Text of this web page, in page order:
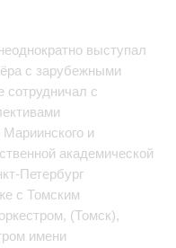
выступал
с зарубежными
сотрудничал с
и
академической
с Томским
(Томск),
имени